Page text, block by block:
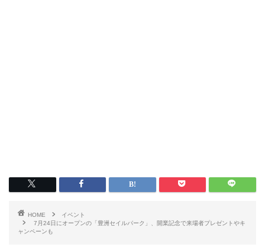
HOME
イベント
7月24日にオープンの「豊洲セイルパーク」、開業記念で来場者プレゼントやキ
ャンペーンも